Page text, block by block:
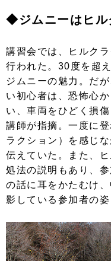
◆ジムニーはヒル
講習会では、ヒルク
行われた。30度を超
ジムニーの魅力。だ
い初心者は、恐怖心
い、車両をひどく損
講師が指摘。一度に
ラクション）を感じ
伝えていた。また、
処法の説明もあり、
の話に耳をかたむけ
影している参加者の姿